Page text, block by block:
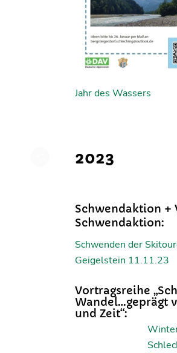
Jahr des Wassers
2023
Schwendaktion +
Schwendaktion:
Schwenden der
Geigelstein 11.11.23
Vortragsreihe
Wandel…geprägt
und Zeit“: